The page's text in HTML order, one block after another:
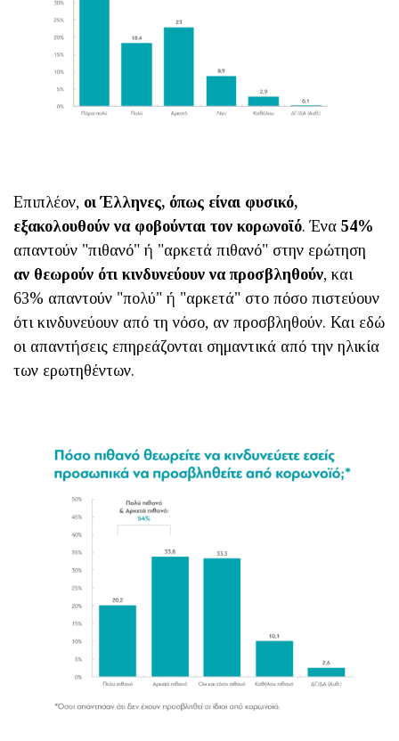
Επιπλέον, οι Έλληνες, όπως είναι φυσικό,
εξακολουθούν να φοβούνται τον κορωνοϊό. Ένα 54%
απαντούν "πιθανό" ή "αρκετά πιθανό" στην ερώτηση
αν θεωρούν ότι κινδυνεύουν να προσβληθούν, και
63% απαντούν "πολύ" ή "αρκετά" στο πόσο πιστεύουν
ότι κινδυνεύουν από τη νόσο, αν προσβληθούν. Και εδώ
οι απαντήσεις επηρεάζονται σημαντικά από την ηλικία
των ερωτηθέντων.